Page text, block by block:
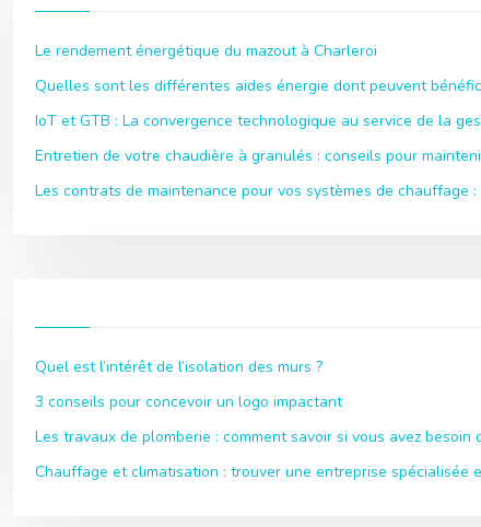
Le rendement énergétique du mazout à Charleroi
Quelles sont les différentes aides énergie dont peuvent
IoT et GTB : La convergence technologique au service de la
Entretien de votre chaudière à granulés : conseils pour
Les contrats de maintenance pour vos systèmes de chauffage
Quel est l’intérêt de l’isolation des murs ?
3 conseils pour concevoir un logo impactant
Les travaux de plomberie : comment savoir si vous avez besoin
Chauffage et climatisation : trouver une entreprise spécialisée